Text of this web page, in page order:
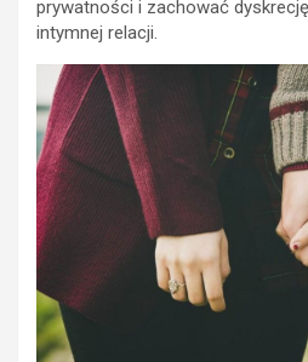
prywatności i zachować
intymnej relacji.